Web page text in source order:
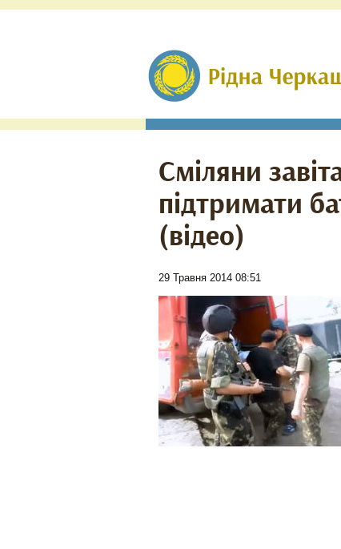
Сміляни
підтримати
(відео)
29 Травня 2014 08:51